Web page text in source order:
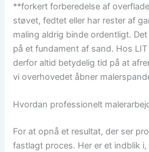
**forkert forberedelse af
støvet, fedtet eller har rester af
maling aldrig binde ordentligt.
på et fundament af sand. Hos
derfor altid betydelig tid på at
vi overhovedet åbner
Hvordan professionelt
For at opnå et resultat, der ser
fastlagt proces. Her er et indblik